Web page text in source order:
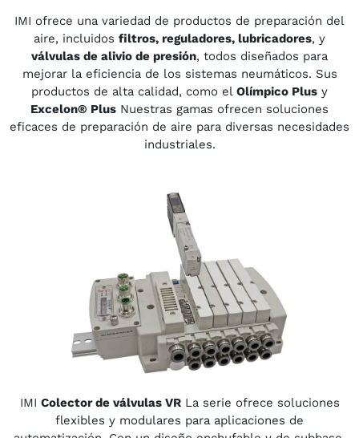
IMI ofrece una variedad de productos de preparación del
aire, incluidos filtros, reguladores, lubricadores, y
válvulas de alivio de presión, todos diseñados para
mejorar la eficiencia de los sistemas neumáticos. Sus
productos de alta calidad, como el Olímpico Plus y
Excelon® Plus Nuestras gamas ofrecen soluciones
eficaces de preparación de aire para diversas necesidades
industriales.
IMI Colector de válvulas VRLa serie ofrece soluciones
flexibles y modulares para aplicaciones de